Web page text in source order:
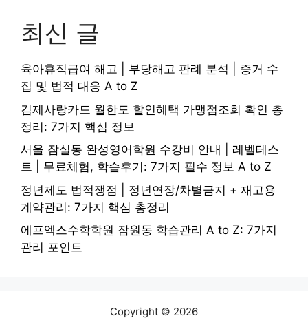
최신 글
육아휴직급여 해고 | 부당해고 판례 분석 | 증거 수
집 및 법적 대응 A to Z
김제사랑카드 월한도 할인혜택 가맹점조회 확인 총
정리: 7가지 핵심 정보
서울 잠실동 완성영어학원 수강비 안내 | 레벨테스
트 | 무료체험, 학습후기: 7가지 필수 정보 A to Z
정년제도 법적쟁점 | 정년연장/차별금지 + 재고용
계약관리: 7가지 핵심 총정리
에프엑스수학학원 잠원동 학습관리 A to Z: 7가지
관리 포인트
Copyright © 2026